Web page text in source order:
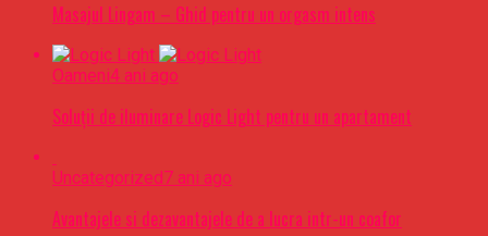
Masajul Lingam – Ghid pentru un orgasm intens
Oameni4 ani ago
Soluții de iluminare Logic Light pentru un apartament
Uncategorized7 ani ago
Avantajele si dezavantajele de a lucra intr-un coafor